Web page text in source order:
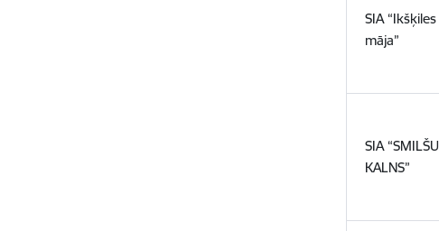
SIA “Ikšķiles
māja”
SIA “SMILŠU
KALNS”